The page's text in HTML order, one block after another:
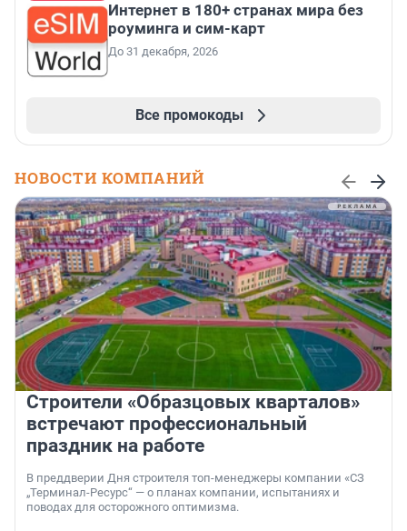
Интернет в 180+ странах мира без
роуминга и сим-карт
До 31 декабря, 2026
Все промокоды
НОВОСТИ КОМПАНИЙ
Строители «Образцовых кварталов»
встречают профессиональный
праздник на работе
В преддверии Дня строителя топ-менеджеры компании «СЗ
„Терминал-Ресурс“ — о планах компании, испытаниях и
поводах для осторожного оптимизма.